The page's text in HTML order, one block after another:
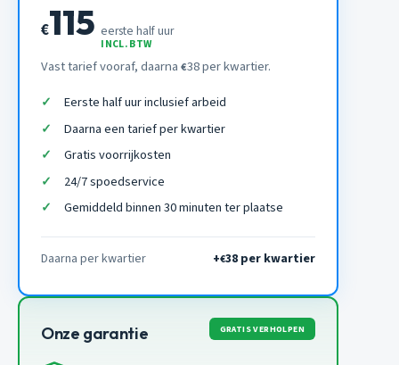
€115 eerste half uur
INCL. BTW
Vast tarief vooraf, daarna €38 per kwartier.
Eerste half uur inclusief arbeid
Daarna een tarief per kwartier
Gratis voorrijkosten
24/7 spoedservice
Gemiddeld binnen 30 minuten ter plaatse
Daarna per kwartier +€38 per kwartier
Onze garantie GRATIS VERHOLPEN